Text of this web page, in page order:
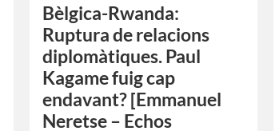
Bèlgica-Rwanda:
Ruptura de relacions
diplomàtiques. Paul
Kagame fuig cap
endavant? [Emmanuel
Neretse – Echos